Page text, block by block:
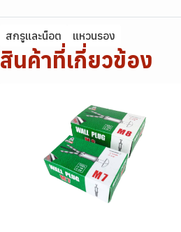
สกรูและน็อต แหวนรอง
สินค้าที่เกี่ยวข้อง